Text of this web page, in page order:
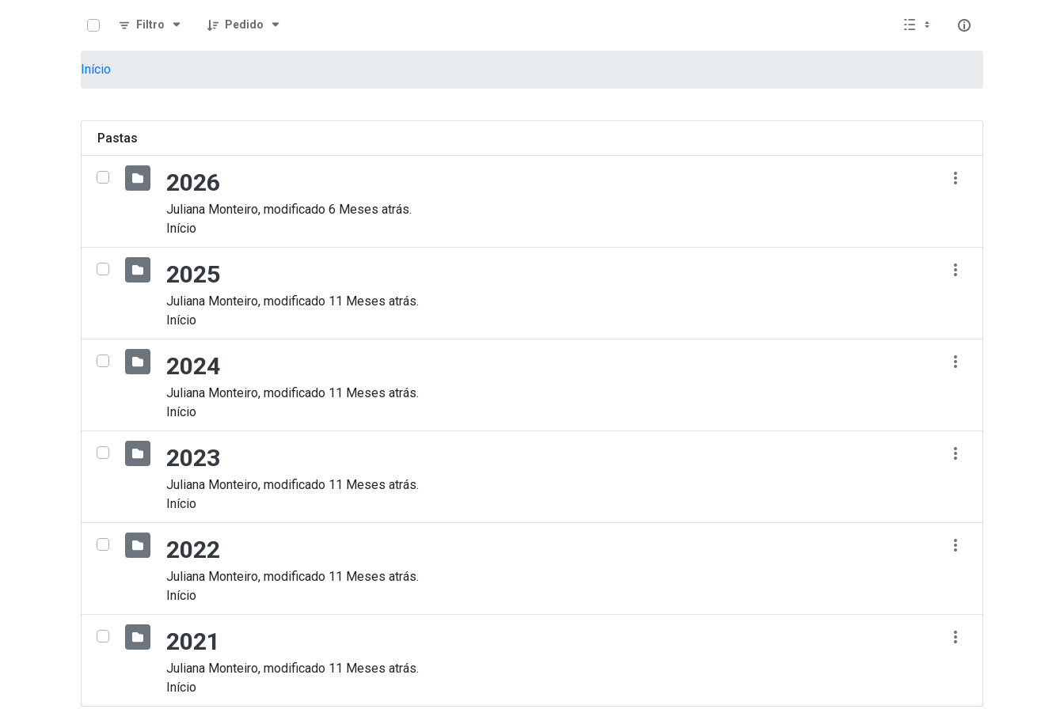
teste descricaoFiltro
Pedido
Início
Pastas
2026
Juliana Monteiro, modificado 6 Meses atrás.
Início
2025
Juliana Monteiro, modificado 11 Meses atrás.
Início
2024
Juliana Monteiro, modificado 11 Meses atrás.
Início
2023
Juliana Monteiro, modificado 11 Meses atrás.
Início
2022
Juliana Monteiro, modificado 11 Meses atrás.
Início
2021
Juliana Monteiro, modificado 11 Meses atrás.
Início